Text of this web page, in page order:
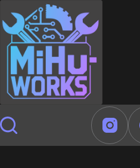
Inhalt
springen